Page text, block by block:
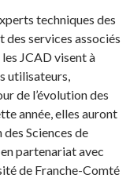
techniques des
services associés
JCAD visent à
utilisateurs,
de l’évolution des
année, elles auront
Sciences de
partenariat avec
de Franche-Comté